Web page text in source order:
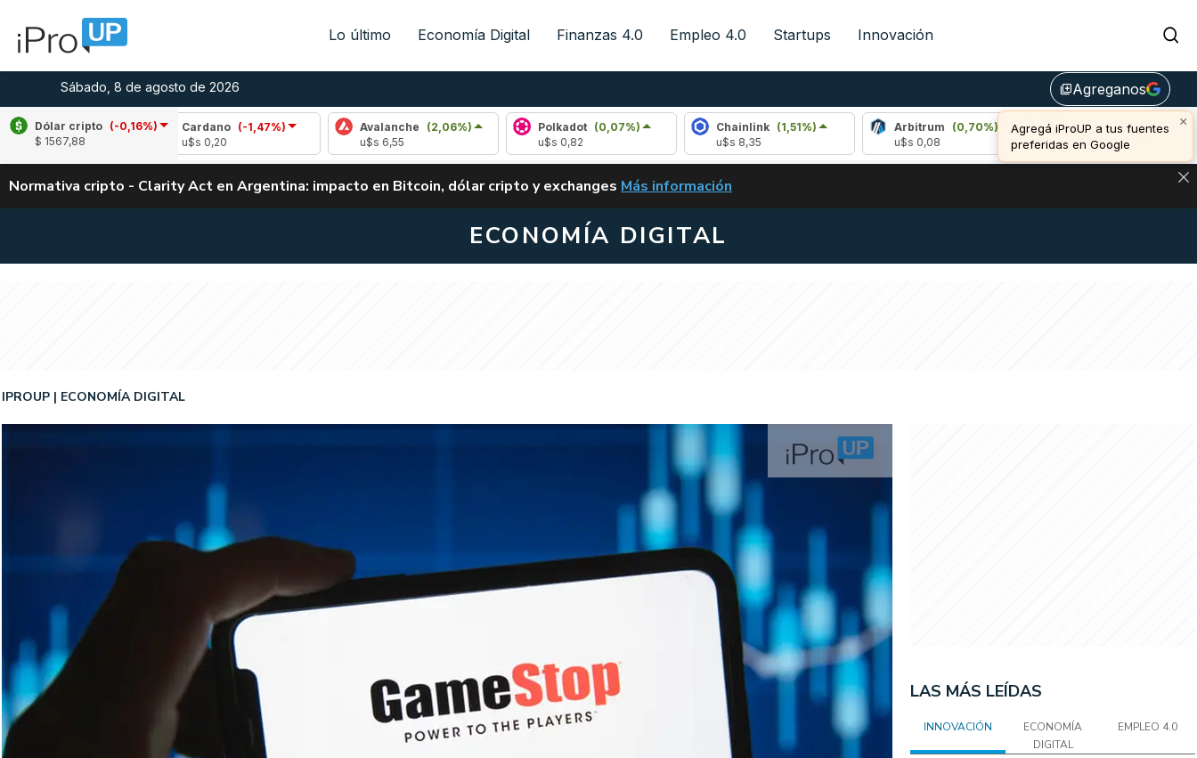
Lo último Economía Digital Finanzas 4.0 Empleo 4.0 Startups Innovación
Sábado, 8 de agosto de 2026 library_addAgreganos
×
Agregá iProUP a tus fuentes
preferidas en Google
Dólar cripto (-0,16%)
$ 1567,88
Cardano
(-1,47%)
Avalanche (2,06%)
Polkadot
(0,07%)
Chainlink
(1,51%)
Arbitrum
(0,70%)
Bitcoin
(-0,08%)
u$s 64.949,00
Normativa cripto - Clarity Act en Argentina: impacto en Bitcoin, dólar cripto y exchanges CLARITY ACT EN ARGENTINA: IMPACTO EN BITCOIN, DÓLAR CRIPTO Y EXCHANGES
Más información
ECONOMÍA DIGITAL
IPROUP ECONOMÍA DIGITAL
LAS MÁS LEÍDAS
INNOVACIÓN
ECONOMÍA
DIGITAL
EMPLEO 4.0